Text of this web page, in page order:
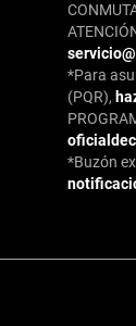
*Para
(PQR),
*Buzón